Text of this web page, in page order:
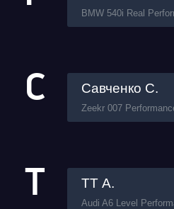
BMW 540i Real
С Савченко С.
Т ТТ А.
Audi A6 Level